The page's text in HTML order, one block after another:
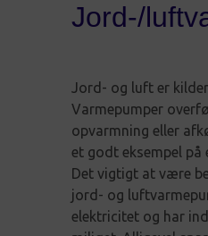
Jord-/
Jord- og luft er
Varmepumper
opvarmning eller
et godt eksempel på
Det vigtigt at være
jord- og
elektricitet og har